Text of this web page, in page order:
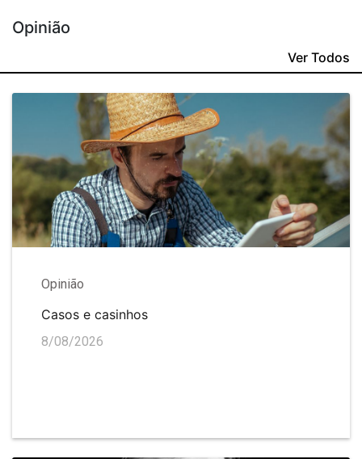
Opinião
Ver Todos
Opinião
Casos e casinhos
8/08/2026